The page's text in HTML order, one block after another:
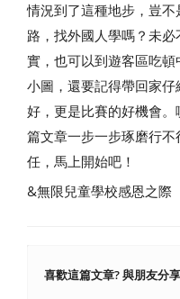
情況到了這種地步，豈
路，找外國人學嗎？未
實，也可以到遊客區吃
小圖，還要記得帶回家
好，更是比賽的好機會
篇文章一步一步琢磨行
任，馬上開始吧！
&無限兒童學校感恩之際
喜歡這篇文章? 與朋友分